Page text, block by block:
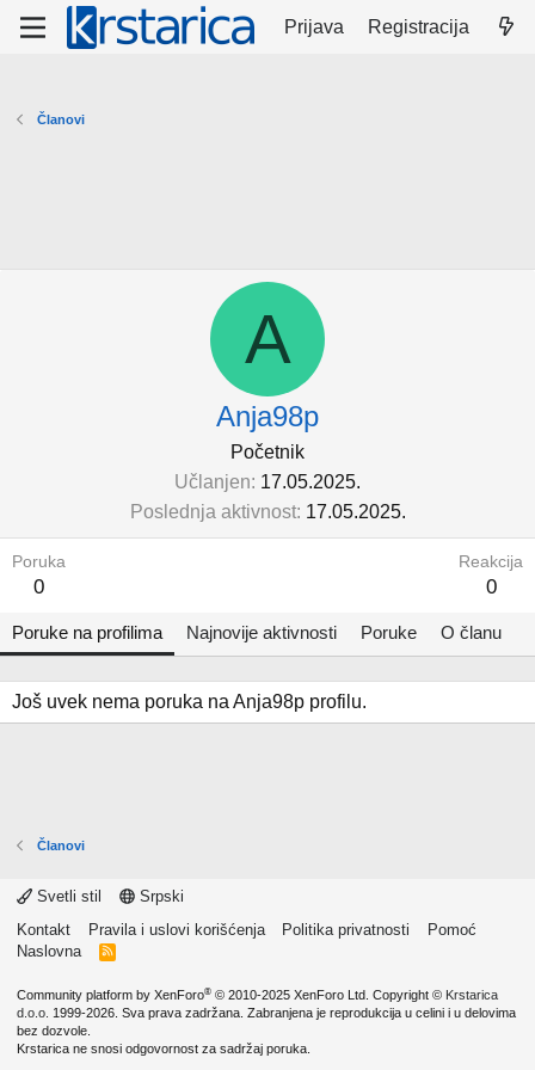
Prijava Registracija
Članovi
A
Anja98p
Početnik
Učlanjen 17.05.2025.
Poslednja aktivnost 17.05.2025.
Poruka
0
Reakcija
0
Poruke na profilima Najnovije aktivnosti Poruke O članu
Još uvek nema poruka na Anja98p profilu.
Članovi
Svetli stil
Srpski
Kontakt
Pravila i uslovi korišćenja Politika privatnosti
Pomoć
Naslovna
R
Community platform by XenForo® © 2010-2025 XenForo Ltd. Copyright © Krstarica
d.o.o. 1999-2026. Sva prava zadržana. Zabranjena je reprodukcija u celini i u delovima
bez dozvole.
Krstarica ne snosi odgovornost za sadržaj poruka.